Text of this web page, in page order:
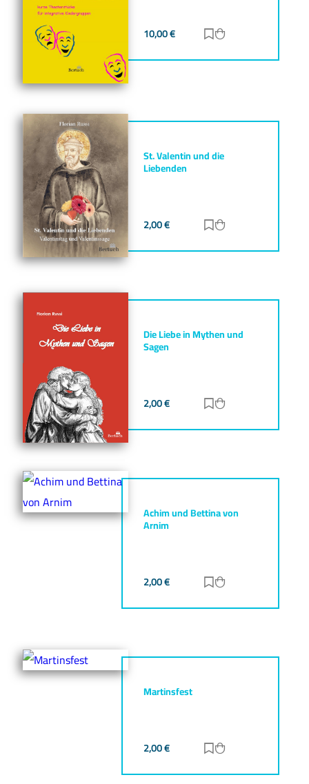
10,00€ Zur Merkliste
St. Valentin und die
Liebenden
2,00€ Zur Merkliste
Die Liebe in Mythen und
Sagen
2,00€ Zur Merkliste
Achim und Bettina von
Arnim
2,00€ Zur Merkliste
Martinsfest
2,00€ Zur Merkliste